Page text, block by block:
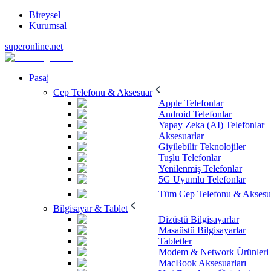
Bireysel
Kurumsal
superonline.net
Pasaj
Cep Telefonu & Aksesuar
Apple Telefonlar
Android Telefonlar
Yapay Zeka (AI) Telefonlar
Aksesuarlar
Giyilebilir Teknolojiler
Tuşlu Telefonlar
Yenilenmiş Telefonlar
5G Uyumlu Telefonlar
Tüm Cep Telefonu &
Bilgisayar & Tablet
Dizüstü Bilgisayarlar
Masaüstü Bilgisayarlar
Tabletler
Modem & Network Ürünleri
MacBook Aksesuarları